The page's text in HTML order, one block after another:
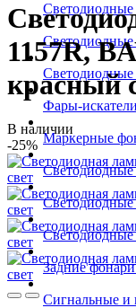
Светодиодные
Светодиодные
Фары-искатели
Маркерные
Светодиодные
Светодиодные
Задние
Сигнальные и
1157R,
красный
В наличии
-25%